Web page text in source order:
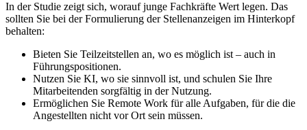
In der Studie zeigt sich, worauf junge Fachkräfte Wert legen. Das
sollten Sie bei der Formulierung der Stellenanzeigen im Hinterkopf
behalten:
Bieten Sie Teilzeitstellen an, wo es möglich ist – auch in
Führungspositionen.
Nutzen Sie KI, wo sie sinnvoll ist, und schulen Sie Ihre
Mitarbeitenden sorgfältig in der Nutzung.
Ermöglichen Sie Remote Work für alle Aufgaben, für die die
Angestellten nicht vor Ort sein müssen.